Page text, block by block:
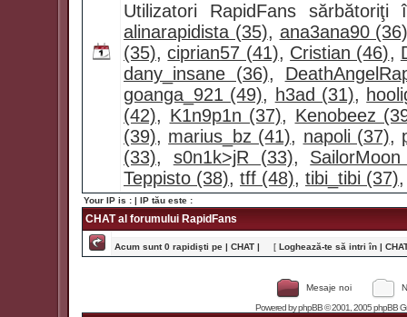
Utilizatori RapidFans
alinarapidista (35), ana3ana90
(35),ciprian57 (41), Cristian (46),
dany_insane (36),
goanga_921 (49), h3ad (31),
(42), K1n9p1n (37), Kenobeez
(39), marius_bz (41), napoli (37),
(33), s0n1k>jR (33),
Teppisto (38), tff (48), tibi_tibi (37)
Your IP is : | IP tău este :
CHAT al forumului RapidFans
Acum sunt 0 rapidişti pe | CHAT | [ Loghează-te să intri în |
Mesaje noi
Powered byphpBB© 2001, 2005 phpBB